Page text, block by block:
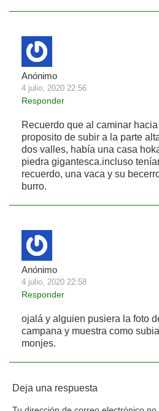
Anónimo
4 julio, 2020 22:56
Responder
Recuerdo que al caminar
proposito de subir a la parte
dos valles, había una casa
piedra gigantesca.incluso
recuerdo, una vaca y su
burro.
Anónimo
4 julio, 2020 22:58
Responder
ojalá y alguien pusiera la foto
campana y muestra como
monjes.
Deja una respuesta